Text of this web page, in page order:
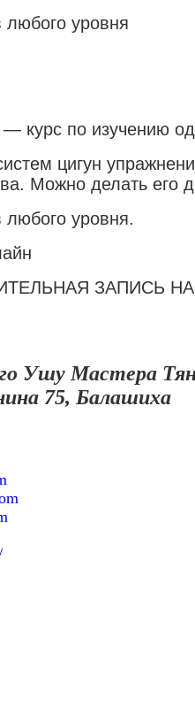
любого уровня
курс по изучению
цигун
Можно делать его
любого уровня.
ЗАПИСЬ
Ушу Мастера
75, Балашиха